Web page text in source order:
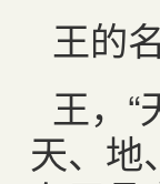
王的
王，
天、地